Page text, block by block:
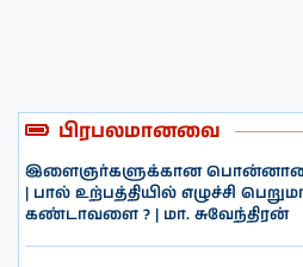
பிரபலமானவை
இளைஞர்களுக்கான பொன்னான
| பால் உற்பத்தியில் எழுச்சி
கண்டாவளை ? | மா. சுவேந்திரன்